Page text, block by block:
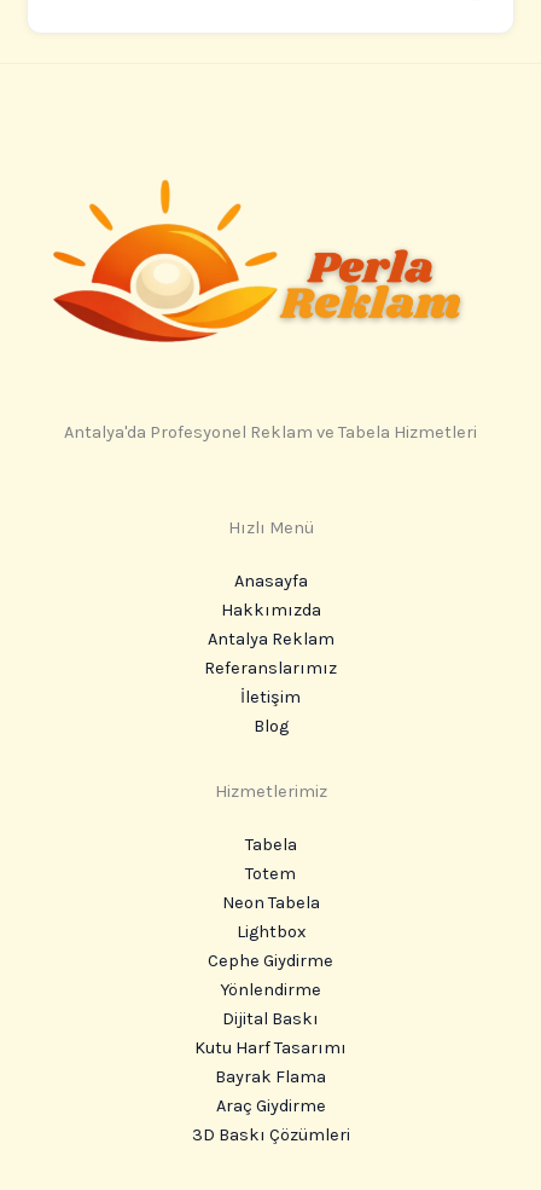
Antalya'da Profesyonel Reklam ve Tabela Hizmetleri
Hızlı Menü
Anasayfa
Hakkımızda
Antalya Reklam
Referanslarımız
İletişim
Blog
Hizmetlerimiz
Tabela
Totem
Neon Tabela
Lightbox
Cephe Giydirme
Yönlendirme
Dijital Baskı
Kutu Harf Tasarımı
Bayrak Flama
Araç Giydirme
3D Baskı Çözümleri